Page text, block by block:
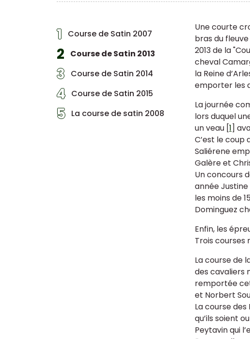
1 Course de Satin 2007
2 Course de Satin 2013
3 Course de Satin 2014
4 Course de Satin 2015
5 La course de satin 2008
Une courte
bras du
2013 de la
cheval
la Reine
emporter les
La journée
lors duquel
un veau [1]
C’est le coup
Saliérene
Galère et
Un concours
année
les moins de
Dominguez
Enfin, les
Trois courses
La course de
des cavaliers
remportée
et Norbert
La course
qu’ils soient
Peytavin qui